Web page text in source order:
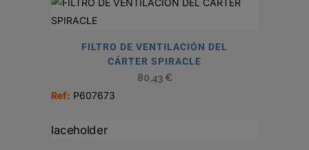
FILTRO DE VENTILACIÓN DEL
CÁRTER SPIRACLE
80,43 €
Ref: P607673